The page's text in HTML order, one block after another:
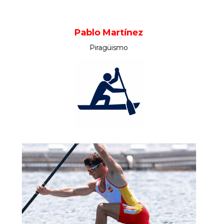
Pablo Martínez
Piragüismo